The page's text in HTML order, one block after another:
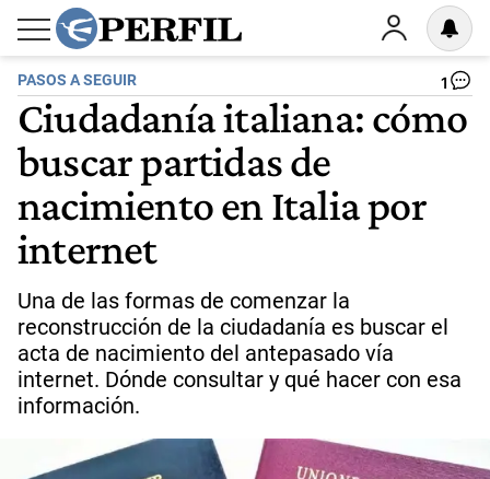
PASOS A SEGUIR 1
Ciudadanía italiana: cómo
buscar partidas de
nacimiento en Italia por
internet
Una de las formas de comenzar la
reconstrucción de la ciudadanía es buscar el
acta de nacimiento del antepasado vía
internet. Dónde consultar y qué hacer con esa
información.